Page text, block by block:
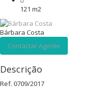
121 m2
Bárbara Costa
Contactar Agente
Descrição
Ref. 0709/2017